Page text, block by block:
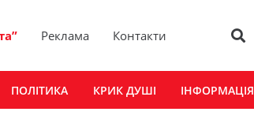
Реклама Контакти
ПОЛІТИКА КРИК ДУШІ ІНФОРМАЦІЯ